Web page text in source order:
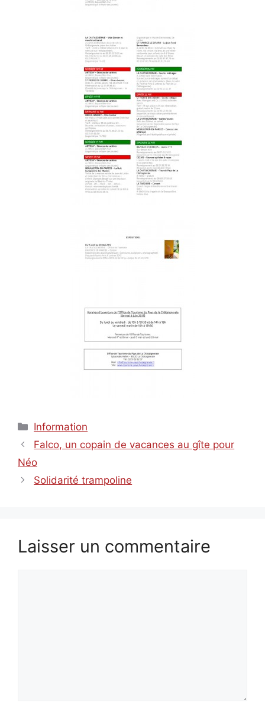
Catégories
Information
Falco, un copain de vacances au gîte pour
Néo
Solidarité trampoline
Laisser un commentaire